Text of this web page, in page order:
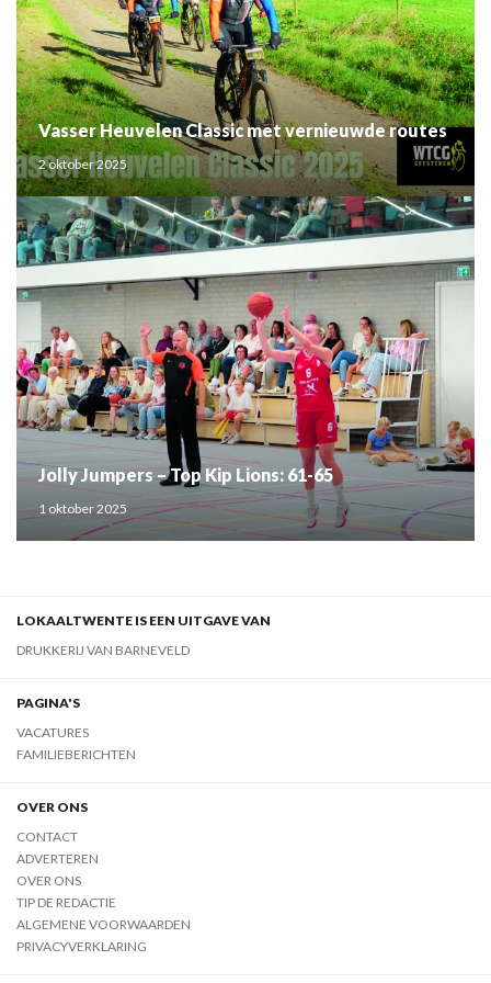
Vasser Heuvelen Classic met vernieuwde routes
2 oktober 2025
Jolly Jumpers – Top Kip Lions: 61-65
1 oktober 2025
LOKAALTWENTE IS EEN UITGAVE VAN
DRUKKERIJ VAN BARNEVELD
PAGINA'S
VACATURES
FAMILIEBERICHTEN
OVER ONS
CONTACT
ADVERTEREN
OVER ONS
TIP DE REDACTIE
ALGEMENE VOORWAARDEN
PRIVACYVERKLARING